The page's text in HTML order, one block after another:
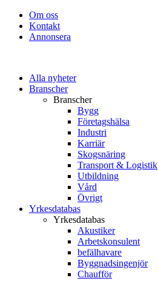
Om oss
Kontakt
Annonsera
Alla nyheter
Branscher
Branscher
Bygg
Företagshälsa
Industri
Karriär
Skogsnäring
Transport & Logistik
Utbildning
Vård
Övrigt
Yrkesdatabas
Yrkesdatabas
Akustiker
Arbetskonsulent
befälhavare
Byggnadsingenjör
Chaufför